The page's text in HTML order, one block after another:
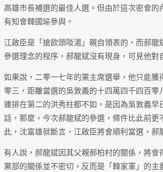
高雄市長補選的最佳人選。但由於這次密會
有知會韓國瑜參與。
江啟臣是「搶飲頭啖湯」親自領表的，而郝
參選理念的程序，郝龍斌沒有現身，可見他對
如果說，二零一七年的黨主席選舉，他只能
零三，距離當選的吳敦義的十四萬四千四百
連排在第二的洪秀柱都不如，是因為吳敦義
話，那麼，今次郝龍斌的參選，條件比此前
此，沈富雄就斷言，江啟臣將會順利當選，郝
有人說，郝龍斌因其父親郝柏村的關係，將
黨部的關係並不密切，反而是「韓家軍」的